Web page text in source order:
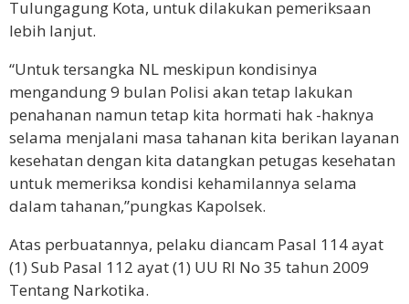
Tulungagung Kota, untuk dilakukan pemeriksaan
lebih lanjut.
“Untuk tersangka NL meskipun kondisinya
mengandung 9 bulan Polisi akan tetap lakukan
penahanan namun tetap kita hormati hak -haknya
selama menjalani masa tahanan kita berikan layanan
kesehatan dengan kita datangkan petugas kesehatan
untuk memeriksa kondisi kehamilannya selama
dalam tahanan,”pungkas Kapolsek.
Atas perbuatannya, pelaku diancam Pasal 114 ayat
(1) Sub Pasal 112 ayat (1) UU RI No 35 tahun 2009
Tentang Narkotika.